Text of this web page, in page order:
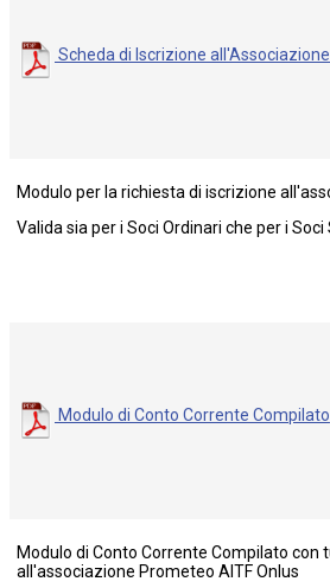
Scheda di Iscrizione
Modulo per la richiesta di iscrizione
Valida sia per i Soci Ordinari che per i
Modulo di Conto Corrente Compilato
Modulo di Conto Corrente Compilato
all'associazione Prometeo AITF Onlus